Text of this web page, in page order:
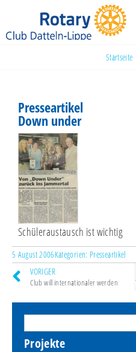
Startseite
Projekte
Presseartikel
Down under
Schüleraustausch ist wichtig
5 August 2006Kategorien: Presseartikel
VORIGER
Club will internationaler werden